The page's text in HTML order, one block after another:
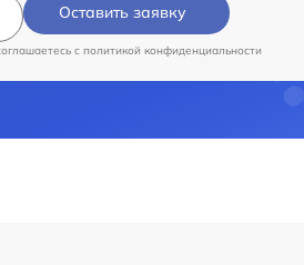
Оставить заявку
c политикой конфиденциальности